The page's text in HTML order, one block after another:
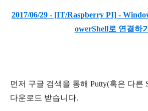
2017/06/29 - [IT/Raspberry PI] -
owerShell로 연결하기
먼저 구글 검색을 통해 Putty(혹은 다른
다운로드 받습니다.